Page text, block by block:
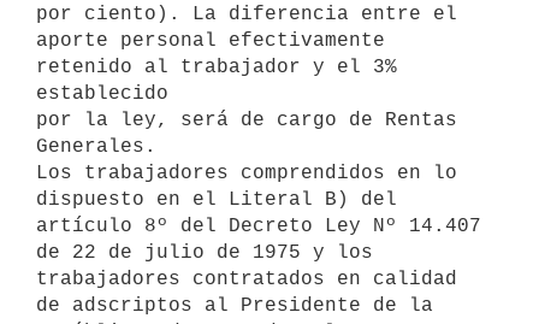
por ciento). La diferencia entre el
aporte personal efectivamente
retenido al trabajador y el 3%
establecido
por la ley, será de cargo de Rentas
Generales.
Los trabajadores comprendidos en lo
dispuesto en el Literal B) del
artículo 8º del Decreto Ley Nº 14.407
de 22 de julio de 1975 y los
trabajadores contratados en calidad
de adscriptos al Presidente de la